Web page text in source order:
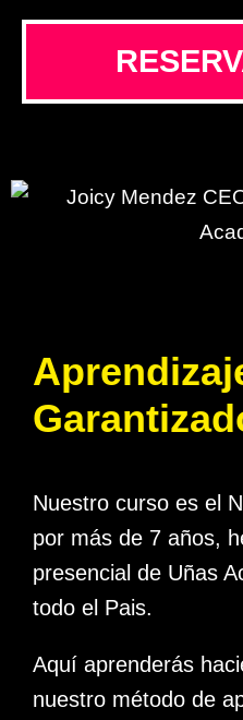
Nuestro curso es el
por más de 7 años,
presencial de Uñas
todo el Pais.
Aquí aprenderás
nuestro método de